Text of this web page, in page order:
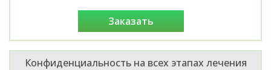
заказать
Конфиденциальность на всех этапах лечения